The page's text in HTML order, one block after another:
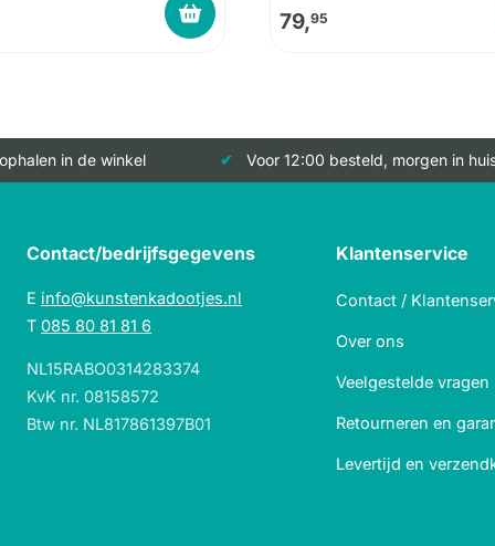
79,95
in de winkel Voor 12:00 besteld, morgen in
Contact/bedrijfsgegevens
E info@kunstenkadootjes.nl
T 085 80 81 81 6
NL15RABO0314283374
KvK nr. 08158572
Btw nr. NL817861397B01
Klantenservice
Contact /
Over ons
Veelgestelde vragen
Retourneren en
Levertijd en